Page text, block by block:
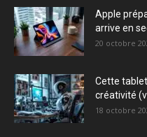
Apple
arrive en
20 octobre
Cette
créativité
18 octobre